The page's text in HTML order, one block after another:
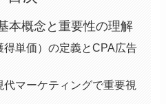
本概念と重要性の理解
得単価）の定義とCPA広告
代マーケティングで重要視